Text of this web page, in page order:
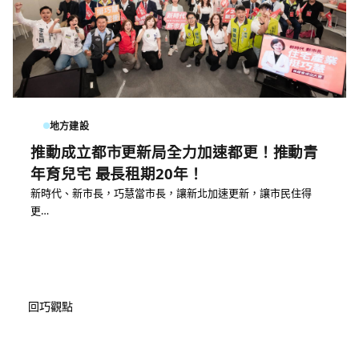
地方建設
推動成立都市更新局全力加速都更！推動青
年育兒宅 最長租期20年！
新時代、新市長，巧慧當市長，讓新北加速更新，讓市民住得
更…
回巧觀點